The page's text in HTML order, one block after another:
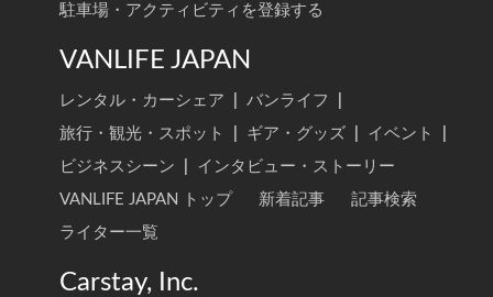
駐車場・アクティビティを登録する
VANLIFE JAPAN
レンタル・カーシェア バンライフ
旅行・観光・スポット
ギア・グッズ イベント
ビジネスシーン
インタビュー・ストーリー
VANLIFE JAPAN トップ
新着記事
記事検索
ライター一覧
Carstay, Inc.